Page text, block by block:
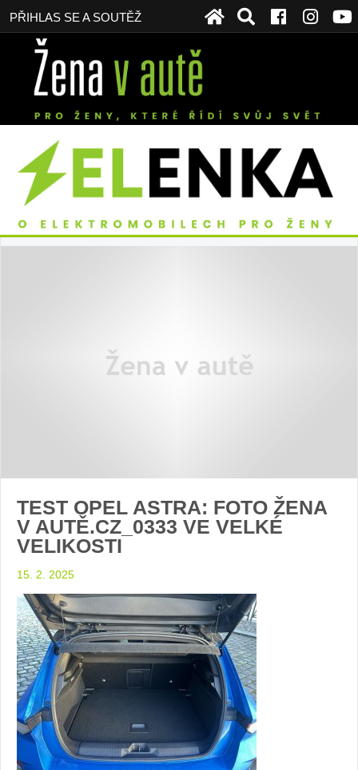
PŘIHLAS SE A SOUTĚŽ
TEST OPEL ASTRA: FOTO ŽENA
V AUTĚ.CZ_0333 VE VELKÉ
VELIKOSTI
15. 2. 2025